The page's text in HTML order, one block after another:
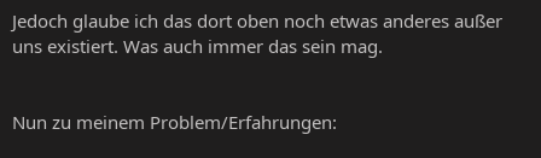
Jedoch glaube ich das dort oben noch etwas anderes außer
uns existiert. Was auch immer das sein mag.
Nun zu meinem Problem/Erfahrungen: